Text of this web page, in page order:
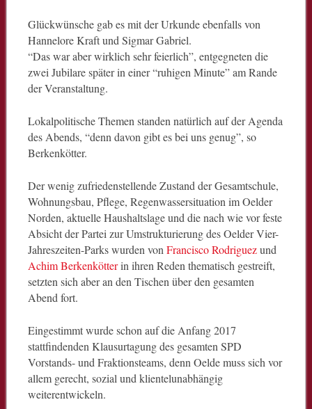
Glückwünsche gab es mit der Urkunde ebenfalls von
Hannelore Kraft und Sigmar Gabriel.
“Das war aber wirklich sehr feierlich”, entgegneten die
zwei Jubilare später in einer “ruhigen Minute” am Rande
der Veranstaltung.
Lokalpolitische Themen standen natürlich auf der Agenda
des Abends, “denn davon gibt es bei uns genug”, so
Berkenkötter.
Der wenig zufriedenstellende Zustand der Gesamtschule,
Wohnungsbau, Pflege, Regenwassersituation im Oelder
Norden, aktuelle Haushaltslage und die nach wie vor feste
Absicht der Partei zur Umstrukturierung des Oelder Vier-
Jahreszeiten-Parks wurden von Francisco Rodriguezund
Achim Berkenkötterin ihren Reden thematisch gestreift,
setzten sich aber an den Tischen über den gesamten
Abend fort.
Eingestimmt wurde schon auf die Anfang 2017
stattfindenden Klausurtagung des gesamten SPD
Vorstands- und Fraktionsteams, denn Oelde muss sich vor
allem gerecht, sozial und klientelunabhängig
weiterentwickeln.